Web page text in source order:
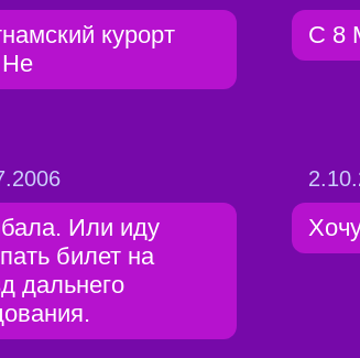
курорт
C 8
Или иду
билет на
дальнего